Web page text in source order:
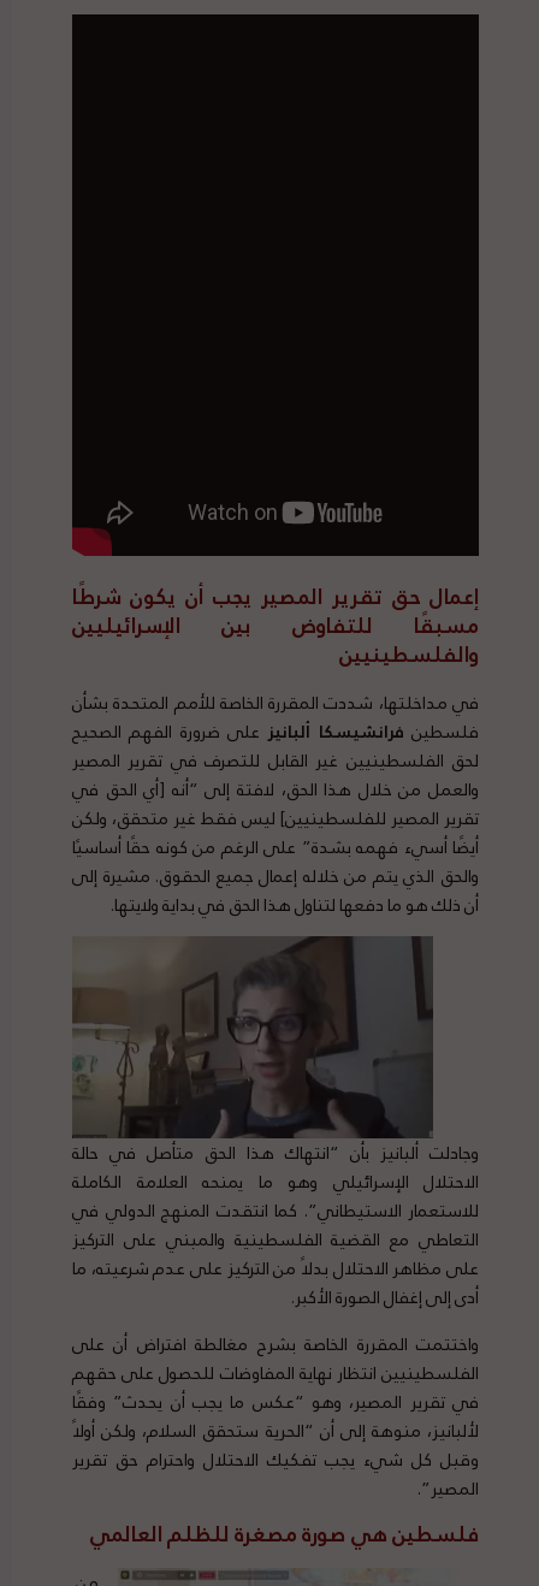
إعمال حق تقرير المصير يجب أن يكون شرطًا
مسبقًا للتفاوض بين الإسرائيليين
والفلسطينيين
في مداخلتها، شددت المقررة الخاصة للأمم المتحدة بشأن
فلسطين فرانشيسكا ألبانيزعلى ضرورة الفهم الصحيح
لحق الفلسطينيين غير القابل للتصرف في تقرير المصير
والعمل من خلال هذا الحق، لافتة إلى “أنه [أي الحق في
تقرير المصير للفلسطينيين] ليس فقط غير متحقق، ولكن
أيضًا أسيء فهمه بشدة” على الرغم من كونه حقًا أساسيًا
والحق الذي يتم من خلاله إعمال جميع الحقوق. مشيرة إلى
أن ذلك هو ما دفعها لتناول هذا الحق في بداية ولايتها.
وجادلت ألبانيز بأن “انتهاك هذا الحق متأصل في حالة
الاحتلال الإسرائيلي وهو ما يمنحه العلامة الكاملة
للاستعمار الاستيطاني”. كما انتقدت المنهج الدولي في
التعاطي مع القضية الفلسطينية والمبني على التركيز
على مظاهر الاحتلال بدلاً من التركيز على عدم شرعيته، ما
أدى إلى إغفال الصورة الأكبر.
واختتمت المقررة الخاصة بشرح مغالطة افتراض أن على
الفلسطينيين انتظار نهاية المفاوضات للحصول على حقهم
في تقرير المصير، وهو “عكس ما يجب أن يحدث” وفقًا
لألبانيز، منوهة إلى أن “الحرية ستحقق السلام، ولكن أولاً
وقبل كل شيء يجب تفكيك الاحتلال واحترام حق تقرير
المصير”.
فلسطين هي صورة مصغرة للظلم العالمي